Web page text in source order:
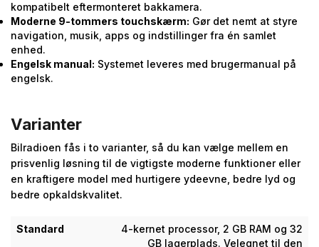
kompatibelt eftermonteret bakkamera.
Moderne 9-tommers touchskærm: Gør det nemt at styre
navigation, musik, apps og indstillinger fra én samlet
enhed.
Engelsk manual: Systemet leveres med brugermanual på
engelsk.
Varianter
Bilradioen fås i to varianter, så du kan vælge mellem en
prisvenlig løsning til de vigtigste moderne funktioner eller
en kraftigere model med hurtigere ydeevne, bedre lyd og
bedre opkaldskvalitet.
Standard
4-kernet processor, 2 GB RAM og 32
GB lagerplads. Velegnet til den